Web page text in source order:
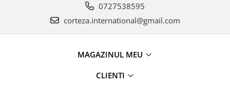
0727538595
corteza.international@gmail.com
MAGAZINUL MEU
CLIENTI